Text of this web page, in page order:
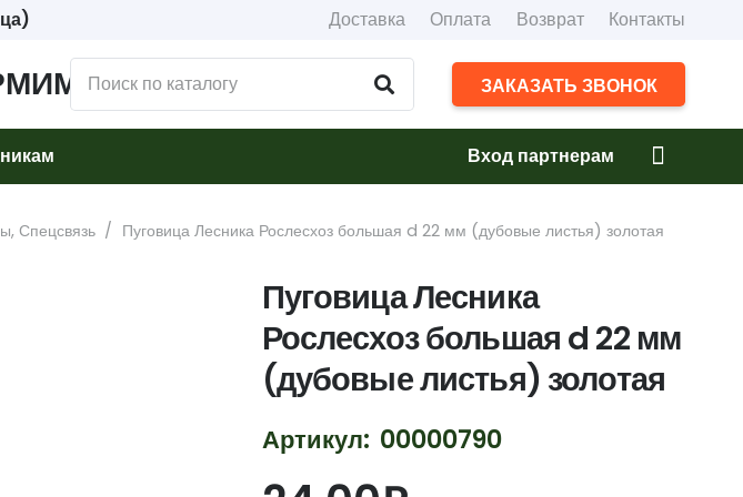
Доставка Оплата Возврат Контакты
ЗАКАЗАТЬ ЗВОНОК
Вход партнерам
Спецсвязь / Пуговица Лесника Рослесхоз большая d 22 мм (дубовые листья) золотая
Пуговица Лесника
Рослесхоз большая d 22 мм
(дубовые листья) золотая
Артикул: 00000790